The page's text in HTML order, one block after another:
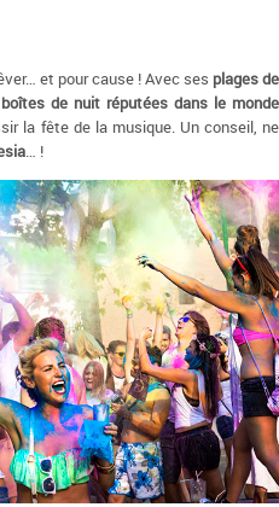
et pour cause ! Avec ses plages de
boîtes de nuit réputées dans le monde
la fête de la musique. Un conseil, ne
… !